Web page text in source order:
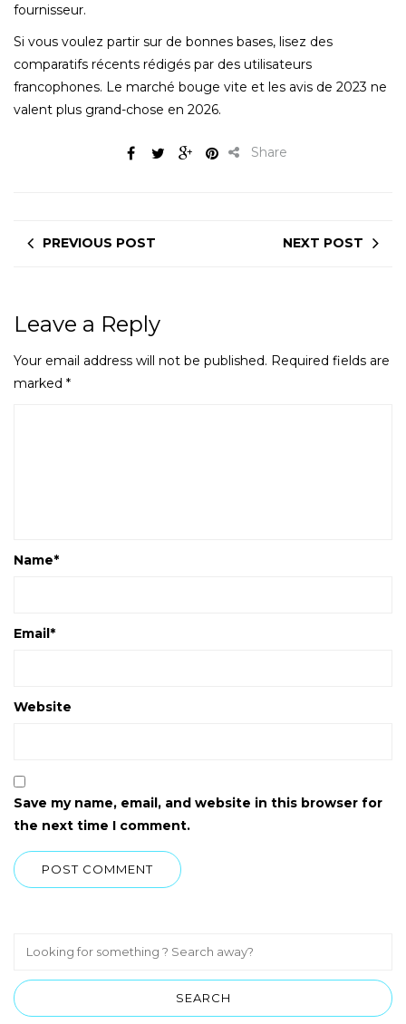
fournisseur.
Si vous voulez partir sur de bonnes bases, lisez des
comparatifs récents rédigés par des utilisateurs
francophones. Le marché bouge vite et les avis de 2023 ne
valent plus grand-chose en 2026.
Share
PREVIOUS POST NEXT POST
Leave a Reply
Your email address will not be published. Required fields are
marked *
Name*
Email*
Website
Save my name, email, and website in this browser for
the next time I comment.